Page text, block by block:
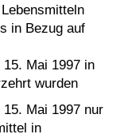
in Bezug auf
Mai 1997 in
wurden
Mai 1997 nur
in